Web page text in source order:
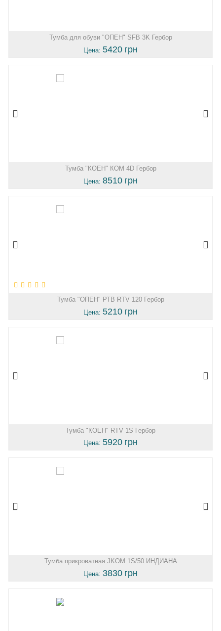
Тумба для обуви "ОПЕН" SFB 3K Гербор
Цена: 5420 грн
Тумба "КОЕН" КОМ 4D Гербор
Цена: 8510 грн
Тумба "ОПЕН" РТВ RTV 120 Гербор
Цена: 5210 грн
Тумба "КОЕН" RTV 1S Гербор
Цена: 5920 грн
Тумба прикроватная JKOM 1S/50 ИНДИАНА
Цена: 3830 грн